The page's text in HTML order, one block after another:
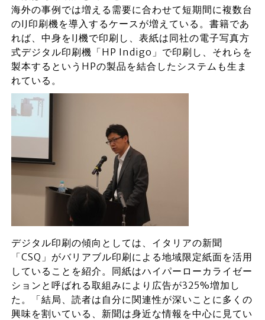
海外の事例では増える需要に合わせて短期間に複数台
のIJ印刷機を導入するケースが増えている。書籍であ
れば、中身をIJ機で印刷し、表紙は同社の電子写真方
式デジタル印刷機「HP Indigo」で印刷し、それらを
製本するというHPの製品を結合したシステムも生ま
れている。
デジタル印刷の傾向としては、イタリアの新聞
「CSQ」がバリアブル印刷による地域限定紙面を活用
していることを紹介。同紙はハイパーローカライゼー
ションと呼ばれる取組みにより広告が325%増加し
た。「結局、読者は自分に関連性が深いことに多くの
興味を割いている、新聞は身近な情報を中心に見てい